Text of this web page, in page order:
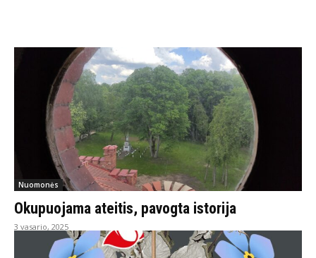
Nuomonės
Okupuojama ateitis, pavogta istorija
3 vasario, 2025